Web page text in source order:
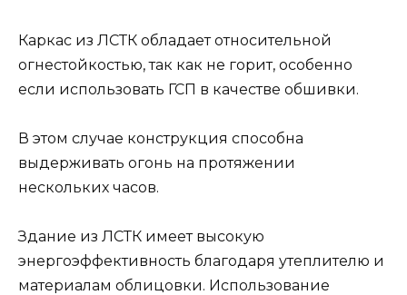
Каркас из ЛСТК обладает относительной
огнестойкостью, так как не горит, особенно
если использовать ГСП в качестве обшивки.
В этом случае конструкция способна
выдерживать огонь на протяжении
нескольких часов.
Здание из ЛСТК имеет высокую
энергоэффективность благодаря утеплителю и
материалам облицовки. Использование